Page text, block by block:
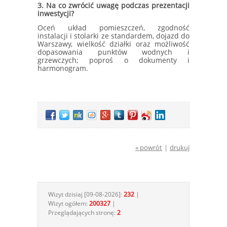
3. Na co zwrócić uwagę podczas prezentacji
inwestycji?
Oceń układ pomieszczeń, zgodność
instalacji i stolarki ze standardem, dojazd do
Warszawy, wielkość działki oraz możliwość
dopasowania punktów wodnych i
grzewczych; poproś o dokumenty i
harmonogram.
« powrót | drukuj
Wizyt dzisiaj [09-08-2026]: 232 |
Wizyt ogółem: 200327 |
Przeglądających stronę: 2